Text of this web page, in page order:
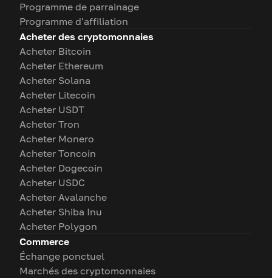
Programme de parrainage
Programme d'affiliation
Acheter des cryptomonnaies
Acheter Bitcoin
Acheter Ethereum
Acheter Solana
Acheter Litecoin
Acheter USDT
Acheter Tron
Acheter Monero
Acheter Toncoin
Acheter Dogecoin
Acheter USDC
Acheter Avalanche
Acheter Shiba Inu
Acheter Polygon
Commerce
Échange ponctuel
Marchés des cryptomonnaies